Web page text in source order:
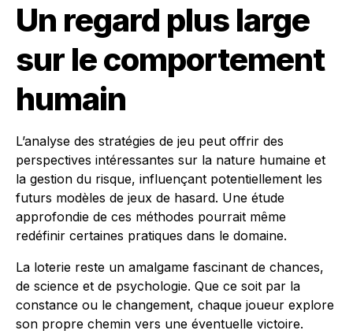
Un regard plus large
sur le comportement
humain
L’analyse des stratégies de jeu peut offrir des
perspectives intéressantes sur la nature humaine et
la gestion du risque, influençant potentiellement les
futurs modèles de jeux de hasard. Une étude
approfondie de ces méthodes pourrait même
redéfinir certaines pratiques dans le domaine.
La loterie reste un amalgame fascinant de chances,
de science et de psychologie. Que ce soit par la
constance ou le changement, chaque joueur explore
son propre chemin vers une éventuelle victoire.